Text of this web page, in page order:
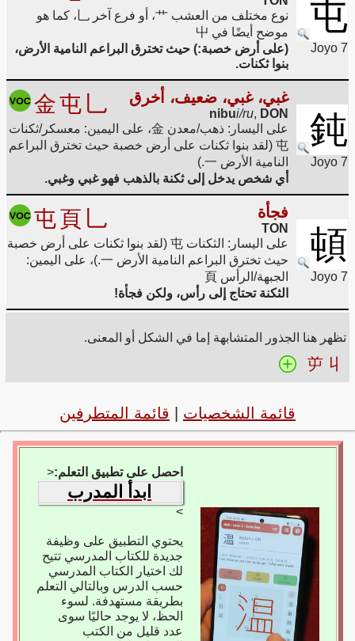
屯
Joyo 7
نوع مختلف من العشب 艹، أو فرع آخر 乚، كما هو
موضح أيضًا في 屮
(على أرض خصبة:) حيث تخترق البراعم النامية الأرض،
بنوا ثكنات.
鈍
Joyo 7
غبي، غبي، ضعيف، أخرق
nibui/ru, DON
金屯 乚
على اليسار: ذهب/معدن 金، على اليمين: معسكر/ثكنات
屯 (لقد بنوا ثكنات على أرض خصبة حيث تخترق البراعم
النامية الأرض 一.)
أي شخص يدخل إلى ثكنة بالذهب فهو غبي وغبي.
頓
Joyo 7
فجأة
TON
屯頁 乚
على اليسار: الثكنات 屯 (لقد بنوا ثكنات على أرض خصبة
حيث تخترق البراعم النامية الأرض 一.)، على اليمين:
الجبهة/الرأس 頁
الثكنة تحتاج إلى رأس، ولكن فجأة!
تظهر هنا الجذور المتشابهة إما في الشكل أو المعنى.
屰 丩
قائمة الشخصيات قائمة المتطرفين
احصل على تطبيق التعلم:<
ابدأ المدرب
>
يحتوي التطبيق على وظيفة
جديدة للكتاب المدرسي تتيح
لك اختيار الكتاب المدرسي
حسب الدرس وبالتالي التعلم
بطريقة مستهدفة. لسوء
الحظ، لا يوجد حاليًا سوى
عدد قليل من الكتب